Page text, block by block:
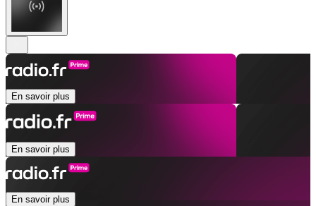
En savoir plus
En savoir plus
En savoir plus